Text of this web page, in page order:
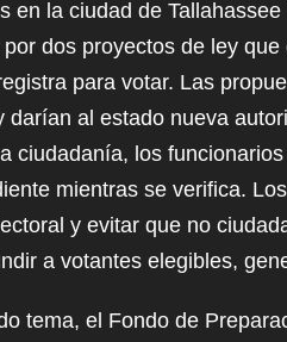
en la ciudad de
dos proyectos de ley
para votar. Las
darían al estado nueva
ciudadanía, los
mientras se verifica.
y evitar que no
a votantes elegibles,
tema, el Fondo de